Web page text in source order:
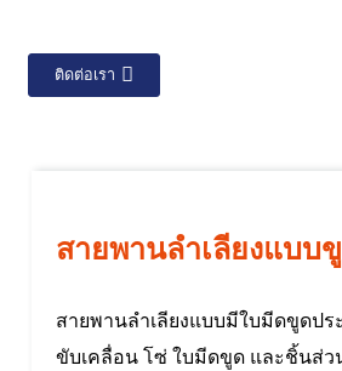
ติดต่อเรา
สายพานลำเลียงแบบ
สายพานลำเลียงแบบมีใบมีดขูดป
ขับเคลื่อน โซ่ ใบมีดขูด และชิ้นส่ว